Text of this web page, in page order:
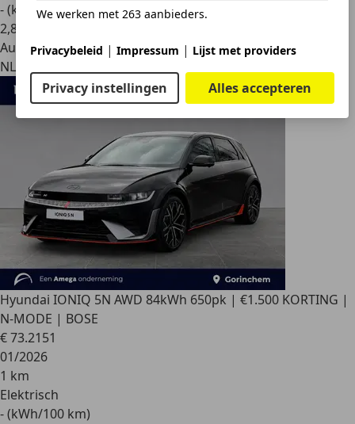
We werken met 263 aanbieders.
Privacybeleid | Impressum | Lijst met providers
Privacy instellingen Alles accepteren
- (kWh/100 km)
2,8
Autobedrijf
NL 1964 LJ
Hyundai IONIQ 5N AWD 84kWh 650pk | €1.500 KORTING |
N-MODE | BOSE
€ 73.2151
01/2026
1 km
Elektrisch
- (kWh/100 km)